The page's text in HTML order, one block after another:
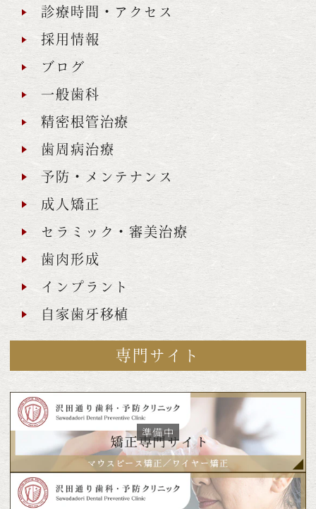
診療時間・アクセス
採用情報
ブログ
一般歯科
精密根管治療
歯周病治療
予防・メンテナンス
成人矯正
セラミック・審美治療
歯肉形成
インプラント
自家歯牙移植
専門サイト